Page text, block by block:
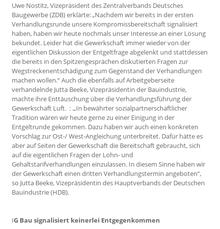
Uwe Nostitz, Vizepräsident des Zentralverbands Deutsches
Baugewerbe (ZDB) erklärte: „Nachdem wir bereits in der ersten
Verhandlungsrunde unsere Kompromissbereitschaft signalisiert
haben, haben wir heute nochmals unser Interesse an einer Lösung
bekundet. Leider hat die Gewerkschaft immer wieder von der
eigentlichen Diskussion der Entgeltfrage abgelenkt und stattdessen
die bereits in den Spitzengesprächen diskutierten Fragen zur
Wegstreckenentschädigung zum Gegenstand der Verhandlungen
machen wollen.“ Auch die ebenfalls auf Arbeitgeberseite
verhandelnde Jutta Beeke, Vizepräsidentin der Bauindustrie,
machte ihre Enttäuschung über die Verhandlungsführung der
Gewerkschaft Luft. : .„In bewährter sozialpartnerschaftlicher
Tradition wären wir heute gerne zu einer Einigung in der
Entgeltrunde gekommen. Dazu haben wir auch einen konkreten
Vorschlag zur Ost-/ West-Angleichung unterbreitet. Dafür hätte es
aber auf Seiten der Gewerkschaft die Bereitschaft gebraucht, sich
auf die eigentlichen Fragen der Lohn- und
Gehaltstarifverhandlungen einzulassen. In diesem Sinne haben wir
der Gewerkschaft einen dritten Verhandlungstermin angeboten“,
so Jutta Beeke, Vizepräsidentin des Hauptverbands der Deutschen
Bauindustrie (HDB).
IG Bau signalisiert keinerlei Entgegenkommen